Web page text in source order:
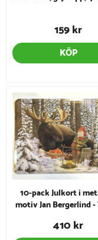
159 kr
KÖP
10-pack Julkort i
motiv Jan Bergerlind
410 kr